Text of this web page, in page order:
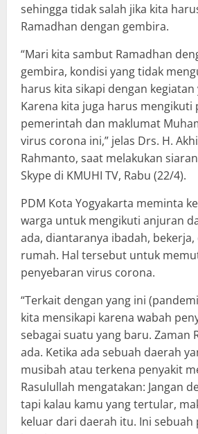
sehingga tidak salah jika kita
Ramadhan dengan gembira.
“Mari kita sambut Ramadhan
gembira, kondisi yang tidak
harus kita sikapi dengan
Karena kita juga harus mengikuti
pemerintah dan maklumat
virus corona ini,” jelas Drs. H.
Rahmanto, saat melakukan
Skype di KMUHI TV, Rabu (22/4).
PDM Kota Yogyakarta meminta
warga untuk mengikuti anjuran
ada, diantaranya ibadah,
rumah. Hal tersebut untuk
penyebaran virus corona.
“Terkait dengan yang ini
kita mensikapi karena wabah
sebagai suatu yang baru. Zaman
ada. Ketika ada sebuah daerah
musibah atau terkena penyakit
Rasulullah mengatakan: Jangan
tapi kalau kamu yang tertular,
keluar dari daerah itu. Ini sebuah